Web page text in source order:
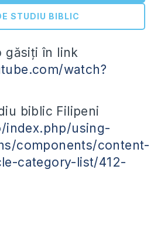
STUDIU BIBLIC
găsiți în link
watch?
biblic Filipeni
index.php/using-
components/content-
category-list/412-